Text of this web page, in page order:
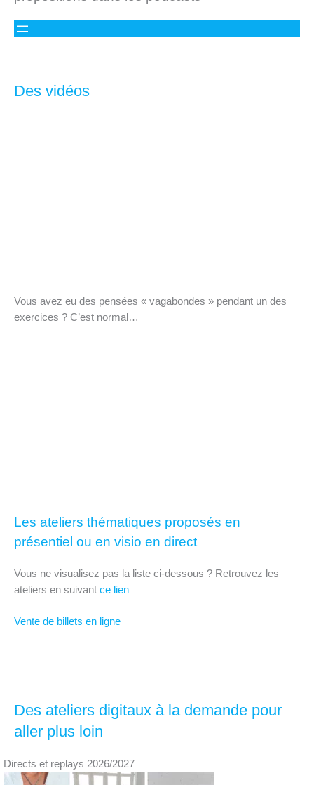
Des vidéos
Vous avez eu des pensées « vagabondes » pendant un des
exercices ? C’est normal…
Les ateliers thématiques proposés en
présentiel ou en visio en direct
Vous ne visualisez pas la liste ci-dessous ? Retrouvez les
ateliers en suivant ce lien
Vente de billets en ligne
Des ateliers digitaux à la demande pour
aller plus loin
Directs et replays 2026/2027